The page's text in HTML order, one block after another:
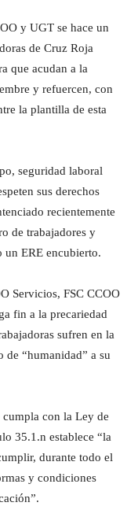
y UGT se hace un
de Cruz Roja
que acudan a la
y refuercen, con
la plantilla de esta
seguridad laboral
sus derechos
recientemente
de trabajadores y
un ERE encubierto.
Servicios, FSC CCOO
fin a la precariedad
sufren en la
“humanidad” a su
cumpla con la Ley de
35.1.n establece “la
durante todo el
y condiciones